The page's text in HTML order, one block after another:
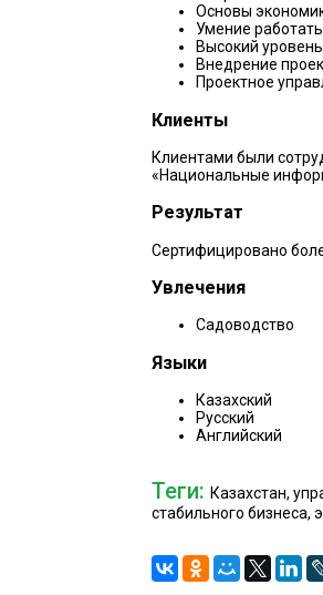
Основы
Умение
Высокий
Внедрение
Проектное
Клиенты
Клиентами были
«Национальные
Результат
Сертифицировано
Увлечения
Садоводство
Языки
Казахский
Русский
Английский
Теги: Казахстан,
стабильного бизнеса,